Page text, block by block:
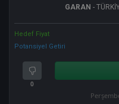
GARAN -
Hedef Fiyat
Potansiyel Getiri
0